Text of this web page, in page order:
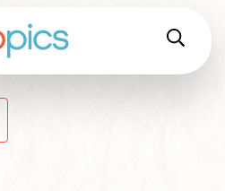
prend la
Topics